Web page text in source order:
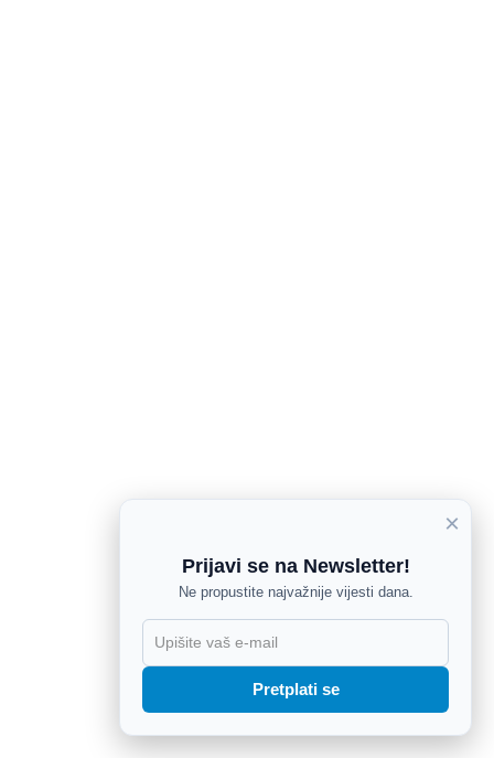
×
Prijavi se na Newsletter!
Ne propustite najvažnije vijesti dana.
Pretplati se